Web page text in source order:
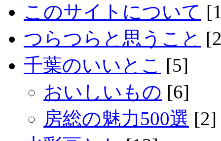
このサイトについて
つらつらと思うこと
千葉のいいとこ [5]
おいしいもの [6]
房総の魅力500選 [2]